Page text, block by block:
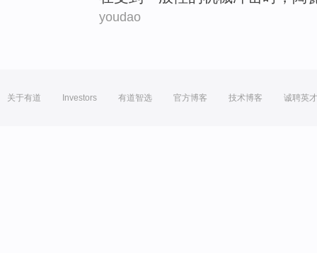
youdao
关于有道 Investors 有道智选 官方博客 技术博客 诚聘英才